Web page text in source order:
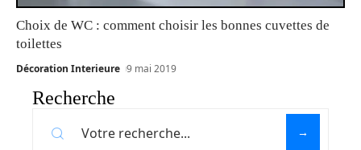
Choix de WC : comment choisir les bonnes cuvettes de
toilettes
Décoration Interieure 9 mai 2019
Recherche